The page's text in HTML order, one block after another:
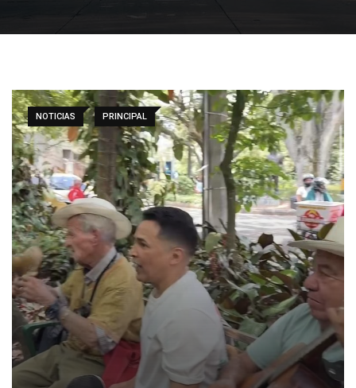
NOTICIAS PRINCIPAL